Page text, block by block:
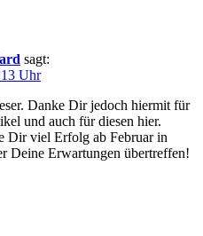
sagt:
Uhr
Danke Dir jedoch hiermit für
und auch für diesen hier.
Dir viel Erfolg ab Februar in
Deine Erwartungen übertreffen!